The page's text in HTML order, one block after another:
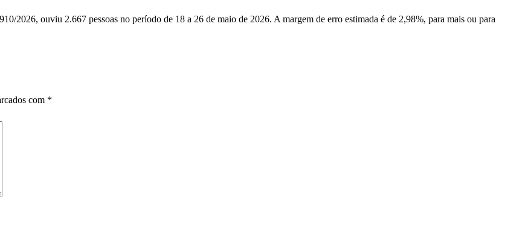
2026, ouviu 2.667 pessoas no período de 18 a 26 de maio de 2026. A margem de erro estimada é de 2,98%, para mais ou para
com *